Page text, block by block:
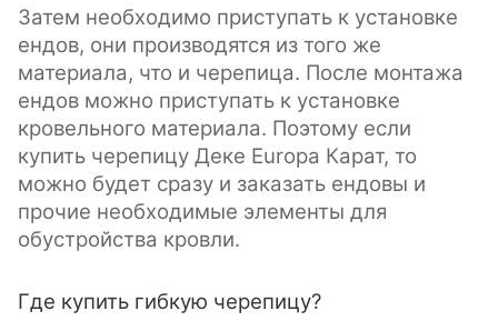
Затем необходимо приступать к установке
ендов, они производятся из того же
материала, что и черепица. После монтажа
ендов можно приступать к установке
кровельного материала. Поэтому если
купить черепицу Деке Europa Карат, то
можно будет сразу и заказать ендовы и
прочие необходимые элементы для
обустройства кровли.
Где купить гибкую черепицу?